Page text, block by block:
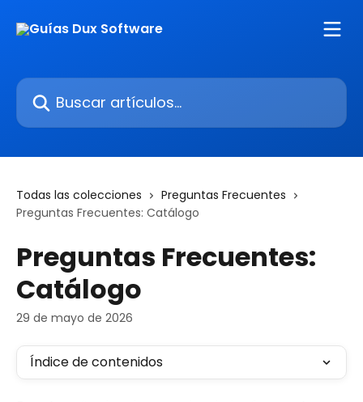
Buscar artículos...
Todas las colecciones
Preguntas Frecuentes
Preguntas Frecuentes: Catálogo
Preguntas Frecuentes:
Catálogo
29 de mayo de 2026
Índice de contenidos